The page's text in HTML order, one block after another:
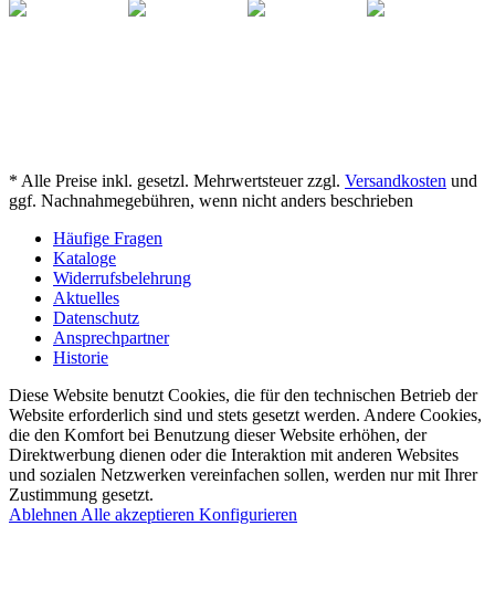
* Alle Preise inkl. gesetzl. Mehrwertsteuer zzgl. Versandkosten und
ggf. Nachnahmegebühren, wenn nicht anders beschrieben
Häufige Fragen
Kataloge
Widerrufsbelehrung
Aktuelles
Datenschutz
Ansprechpartner
Historie
Diese Website benutzt Cookies, die für den technischen Betrieb der
Website erforderlich sind und stets gesetzt werden. Andere Cookies,
die den Komfort bei Benutzung dieser Website erhöhen, der
Direktwerbung dienen oder die Interaktion mit anderen Websites
und sozialen Netzwerken vereinfachen sollen, werden nur mit Ihrer
Zustimmung gesetzt.
Ablehnen Alle akzeptieren Konfigurieren